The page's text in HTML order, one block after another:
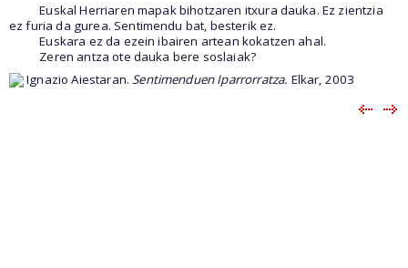
Euskal Herriaren mapak bihotzaren itxura dauka. Ez zientzia
ez furia da gurea. Sentimendu bat, besterik ez.
Euskara ez da ezein ibairen artean kokatzen ahal.
Zeren antza ote dauka bere soslaiak?
Ignazio Aiestaran. Sentimenduen Iparrorratza. Elkar, 2003